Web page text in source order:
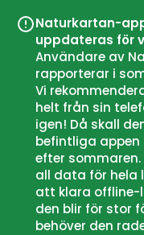
Naturkartan-
uppdateras för
Användare av
rapporterar i
Vi
helt från sin
igen! Då skall
befintliga
efter
all data för hela
att klara offline-
den blir för stor
behöver den